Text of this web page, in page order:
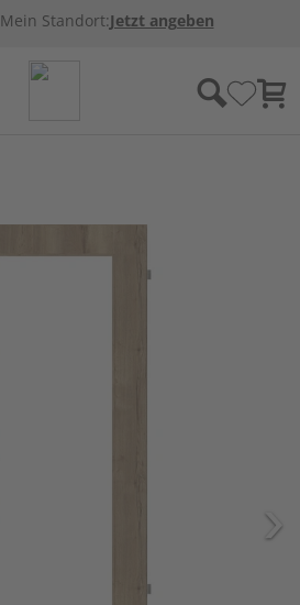
Mein Standort:Jetzt angeben